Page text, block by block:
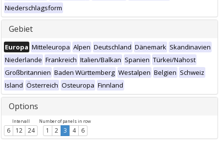
Niederschlagsform
Gebiet
Europa Mitteleuropa Alpen Deutschland Dänemark Skandinavien
Niederlande Frankreich Italien/Balkan Spanien Türkei/Nahost
Großbritannien Baden Württemberg Westalpen Belgien Schweiz
Island Österreich Osteuropa Finnland
Options
Intervall
6 12 24
Number of panels in row
1 2 3 4 6